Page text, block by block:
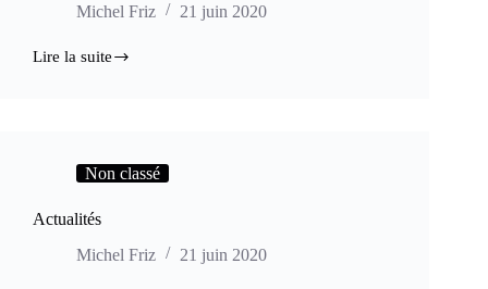
Michel Friz 21 juin 2020
Lire la suite
Non classé
Actualités
Michel Friz
21 juin 2020